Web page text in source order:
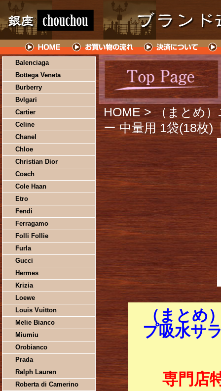
Balenciaga
Bottega Veneta
Burberry
Bvlgari
Cartier
Celine
Chanel
Chloe
Christian Dior
Coach
Cole Haan
Etro
Fendi
Ferragamo
Folli Follie
Furla
Gucci
Hermes
Krizia
Loewe
Louis Vuitton
Melie Bianco
Miumiu
Orobianco
Prada
Ralph Lauren
Roberta di Camerino
HOME > （まとめ
ー 中量用 1袋(18枚)
（まとめ
プ吸水サ
専門店